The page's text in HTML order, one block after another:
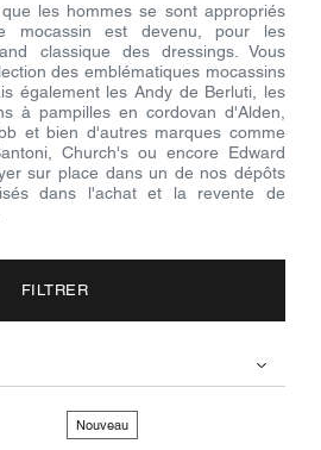
les hommes se sont appropriés
mocassin est devenu, pour les
classique des dressings. Vous
des emblématiques mocassins
également les Andy de Berluti, les
à pampilles en cordovan d'Alden,
et bien d'autres marques comme
Church's ou encore Edward
sur place dans un de nos dépôts
dans l'achat et la revente de
FILTRER
Nouveau